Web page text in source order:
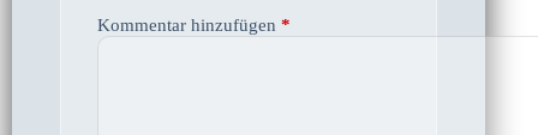
Kommentar hinzufügen *